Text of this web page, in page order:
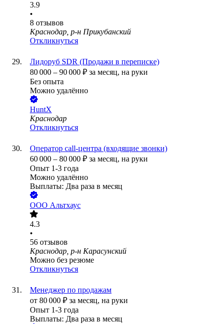
3.9
•
8 отзывов
Краснодар, р-н Прикубанский
Откликнуться
Лидоруб SDR (Продажи в переписке)
80 000 – 90 000 ₽ за месяц, на руки
Без опыта
Можно удалённо
HuntX
Краснодар
Откликнуться
Оператор сall-центра (входящие звонки)
60 000 – 80 000 ₽ за месяц, на руки
Опыт 1-3 года
Можно удалённо
Выплаты: Два раза в месяц
ООО Альтхаус
4.3
•
56 отзывов
Краснодар, р-н Карасунский
Можно без резюме
Откликнуться
Менеджер по продажам
от 80 000 ₽ за месяц, на руки
Опыт 1-3 года
Выплаты: Два раза в месяц